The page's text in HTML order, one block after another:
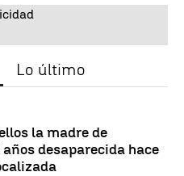
Lo último
la madre de
desaparecida hace